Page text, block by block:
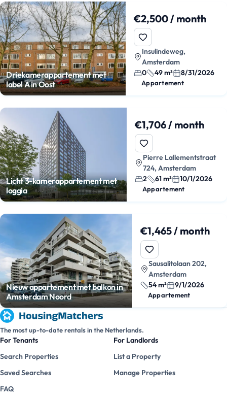
Driekamerappartement met
label A in Oost
€2,500 / month
Insulindeweg,
Amsterdam
0
49 m² 8/31/2026
Appartement
Licht 3-kamerappartement met
loggia
€1,706 / month
Pierre Lallementstraat
724, Amsterdam
2
61 m² 10/1/2026
Appartement
Nieuw appartement met balkon in
Amsterdam Noord
€1,465 / month
Sausalitolaan 202,
Amsterdam
54 m²
9/1/2026
Appartement
The most up-to-date rentals in the Netherlands.
For Tenants
Search Properties
Saved Searches
FAQ
For Landlords
List a Property
Manage Properties